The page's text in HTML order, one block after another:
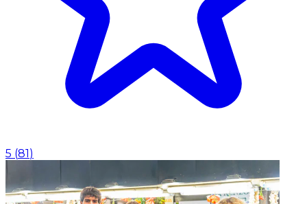
5 (81)